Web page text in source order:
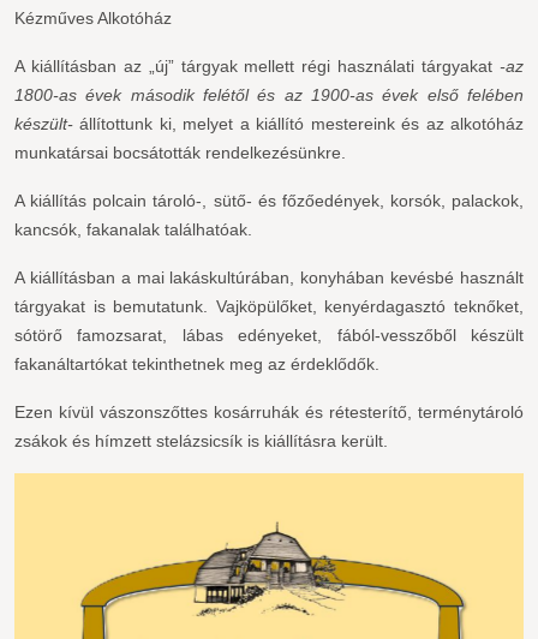
Kézműves Alkotóház
A kiállításban az „új” tárgyak mellett régi használati tárgyakat -az
1800-as évek második felétől és az 1900-as évek első felében
készült-állítottunk ki, melyet a kiállító mestereink és az alkotóház
munkatársai bocsátották rendelkezésünkre.
A kiállítás polcain tároló-, sütő- és főzőedények, korsók, palackok,
kancsók, fakanalak találhatóak.
A kiállításban a mai lakáskultúrában, konyhában kevésbé használt
tárgyakat is bemutatunk. Vajköpülőket, kenyérdagasztó teknőket,
sótörő famozsarat, lábas edényeket, fából-vesszőből készült
fakanáltartókat tekinthetnek meg az érdeklődők.
Ezen kívül vászonszőttes kosárruhák és rétesterítő, terménytároló
zsákok és hímzett stelázsicsík is kiállításra került.